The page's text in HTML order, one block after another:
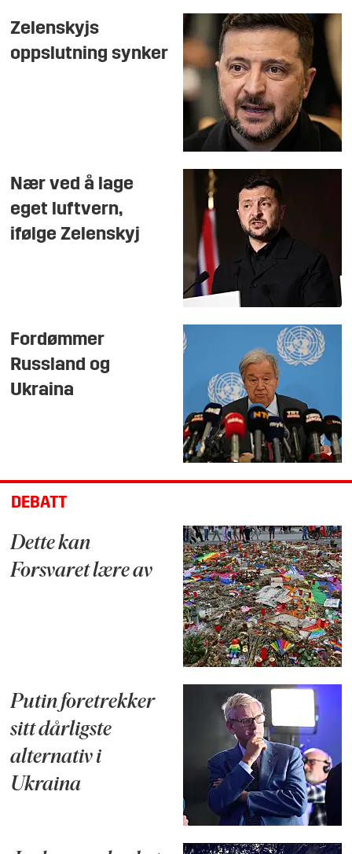
Zelenskyjs
oppslutning synker
Nær ved å lage
eget luftvern,
ifølge Zelenskyj
Fordømmer
Russland og
Ukraina
DEBATT
Dette kan
Forsvaret lære av
Putin foretrekker
sitt dårligste
alternativ i
Ukraina